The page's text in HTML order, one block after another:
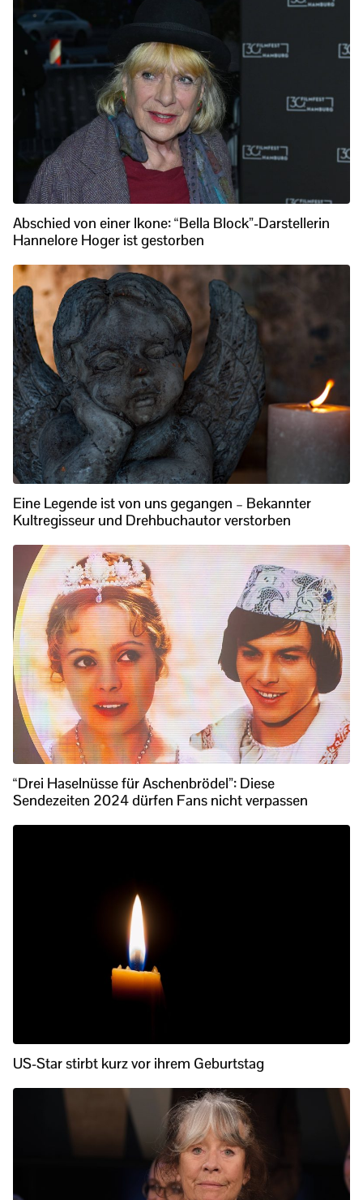
Abschied von einer Ikone: “Bella Block”-Darstellerin
Hannelore Hoger ist gestorben
Eine Legende ist von uns gegangen – Bekannter
Kultregisseur und Drehbuchautor verstorben
“Drei Haselnüsse für Aschenbrödel”: Diese
Sendezeiten 2024 dürfen Fans nicht verpassen
US-Star stirbt kurz vor ihrem Geburtstag